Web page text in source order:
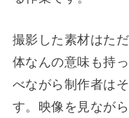
撮影した素材はた
体なんの意味も持
べながら制作者は
す。映像を見なが